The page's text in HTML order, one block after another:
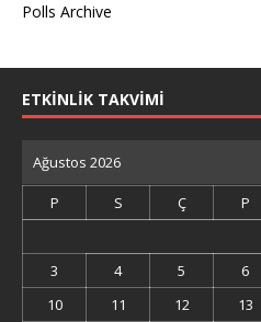
Polls Archive
ETKİNLİK TAKVİMİ
Ağustos 2026
P S Ç P
3
4 5 6
10
11 12 13